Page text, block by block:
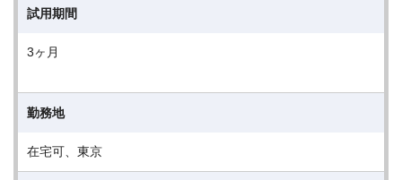
試用期間
3ヶ月
勤務地
在宅可、東京